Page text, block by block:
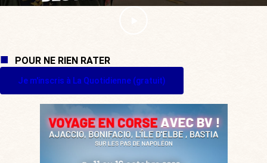
POUR NE RIEN RATER
Je m'inscris à La Quotidienne (gratuit)